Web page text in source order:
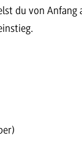
du von